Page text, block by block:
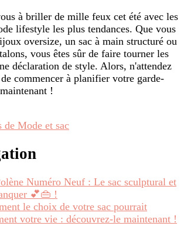
à briller de mille feux cet été avec les
lifestyle les plus tendances. Que vous
oversize, un sac à main structuré ou
vous êtes sûr de faire tourner les
déclaration de style. Alors, n'attendez
commencer à planifier votre garde-
!
de Mode et sac
Numéro Neuf : Le sac sculptural et
💕👜 !
le choix de votre sac pourrait
votre vie : découvrez-le maintenant !